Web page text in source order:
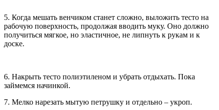
5. Когда мешать венчиком станет сложно, выложить тесто на
рабочую поверхность, продолжая вводить муку. Оно должно
получиться мягкое, но эластичное, не липнуть к рукам и к
доске.
6. Накрыть тесто полиэтиленом и убрать отдыхать. Пока
займемся начинкой.
7. Мелко нарезать мытую петрушку и отдельно – укроп.